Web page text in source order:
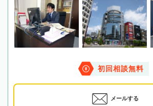
初回相談無料
メールする